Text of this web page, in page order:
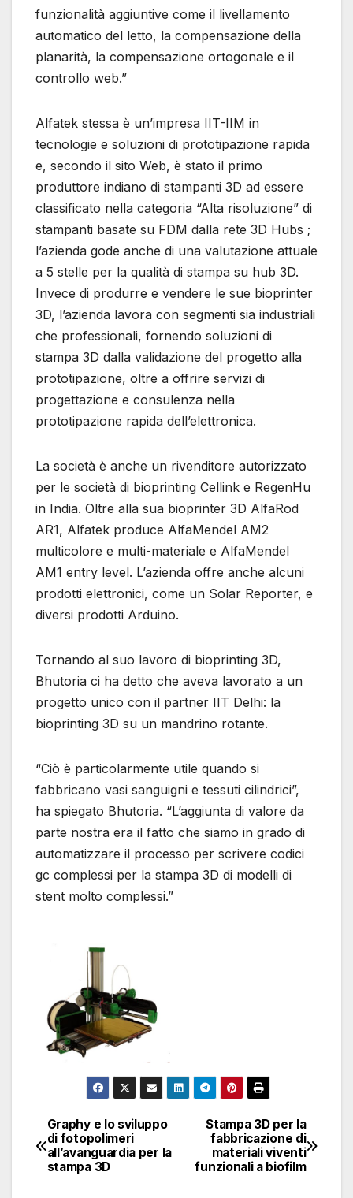
funzionalità aggiuntive come il livellamento
automatico del letto, la compensazione della
planarità, la compensazione ortogonale e il
controllo web.”
Alfatek stessa è un’impresa IIT-IIM in
tecnologie e soluzioni di prototipazione rapida
e, secondo il sito Web, è stato il primo
produttore indiano di stampanti 3D ad essere
classificato nella categoria “Alta risoluzione” di
stampanti basate su FDM dalla rete 3D Hubs ;
l’azienda gode anche di una valutazione attuale
a 5 stelle per la qualità di stampa su hub 3D.
Invece di produrre e vendere le sue bioprinter
3D, l’azienda lavora con segmenti sia industriali
che professionali, fornendo soluzioni di
stampa 3D dalla validazione del progetto alla
prototipazione, oltre a offrire servizi di
progettazione e consulenza nella
prototipazione rapida dell’elettronica.
La società è anche un rivenditore autorizzato
per le società di bioprinting Cellink e RegenHu
in India. Oltre alla sua bioprinter 3D AlfaRod
AR1, Alfatek produce AlfaMendel AM2
multicolore e multi-materiale e AlfaMendel
AM1 entry level. L’azienda offre anche alcuni
prodotti elettronici, come un Solar Reporter, e
diversi prodotti Arduino.
Tornando al suo lavoro di bioprinting 3D,
Bhutoria ci ha detto che aveva lavorato a un
progetto unico con il partner IIT Delhi: la
bioprinting 3D su un mandrino rotante.
“Ciò è particolarmente utile quando si
fabbricano vasi sanguigni e tessuti cilindrici”,
ha spiegato Bhutoria. “L’aggiunta di valore da
parte nostra era il fatto che siamo in grado di
automatizzare il processo per scrivere codici
gc complessi per la stampa 3D di modelli di
stent molto complessi.”
Navigazione
articoli
Stampa 3D per la
fabbricazione di
materiali viventi
funzionali a biofilm
Graphy e lo sviluppo
di fotopolimeri
all’avanguardia per la
stampa 3D